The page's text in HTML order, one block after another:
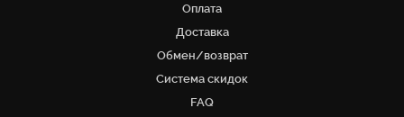
Оплата
Доставка
Обмен/возврат
Система скидок
FAQ